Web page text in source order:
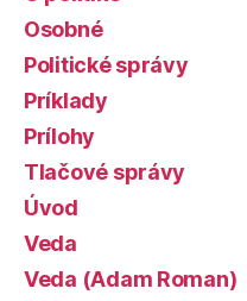
Osobné
Politické správy
Príklady
Prílohy
Tlačové správy
Úvod
Veda
Veda (Adam Roman)